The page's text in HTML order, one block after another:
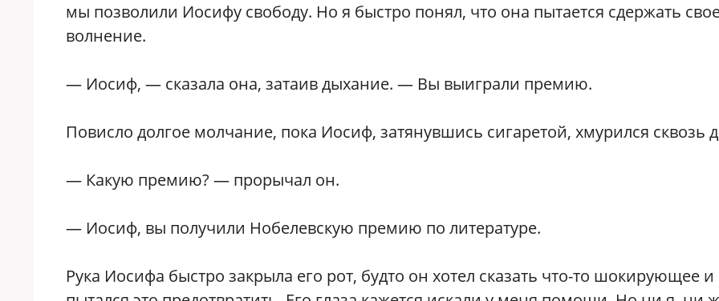
мы позволили Иосифу свободу. Но я быстро понял, что она пытается сдержать
волнение.
— Иосиф, — сказала она, затаив дыхание. — Вы выиграли премию.
Повисло долгое молчание, пока Иосиф, затянувшись сигаретой, хмурился сквозь
— Какую премию? — прорычал он.
— Иосиф, вы получили Нобелевскую премию по литературе.
Рука Иосифа быстро закрыла его рот, будто он хотел сказать что-то шокирующее и